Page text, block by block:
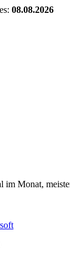
08.08.2026
Monat,